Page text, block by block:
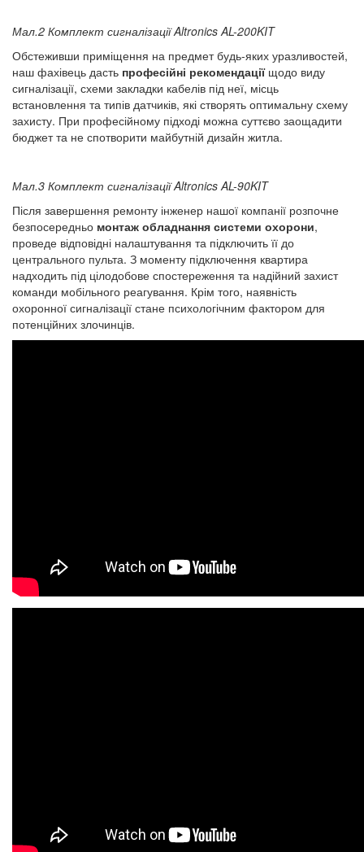
Мал.2 Комплект сигналізації Altronics AL-200KIT
Обстеживши приміщення на предмет будь-яких уразливостей,
наш фахівець дасть професійні рекомендаціїщодо виду
сигналізації, схеми закладки кабелів під неї, місць
встановлення та типів датчиків, які створять оптимальну схему
захисту. При професійному підході можна суттєво заощадити
бюджет та не спотворити майбутній дизайн житла.
Мал.3 Комплект сигналізації Altronics AL-90KIT
Після завершення ремонту інженер нашої компанії розпочне
безпосередньо монтаж обладнання системи охорони,
проведе відповідні налаштування та підключить її до
центрального пульта. З моменту підключення квартира
надходить під цілодобове спостереження та надійний захист
команди мобільного реагування. Крім того, наявність
охоронної сигналізації стане психологічним фактором для
потенційних злочинців.